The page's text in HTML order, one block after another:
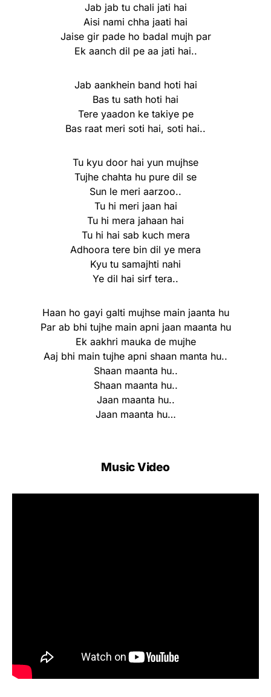
Jab jab tu chali jati hai
Aisi nami chha jaati hai
Jaise gir pade ho badal mujh par
Ek aanch dil pe aa jati hai..
Jab aankhein band hoti hai
Bas tu sath hoti hai
Tere yaadon ke takiye pe
Bas raat meri soti hai, soti hai..
Tu kyu door hai yun mujhse
Tujhe chahta hu pure dil se
Sun le meri aarzoo..
Tu hi meri jaan hai
Tu hi mera jahaan hai
Tu hi hai sab kuch mera
Adhoora tere bin dil ye mera
Kyu tu samajhti nahi
Ye dil hai sirf tera..
Haan ho gayi galti mujhse main jaanta hu
Par ab bhi tujhe main apni jaan maanta hu
Ek aakhri mauka de mujhe
Aaj bhi main tujhe apni shaan manta hu..
Shaan maanta hu..
Shaan maanta hu..
Jaan maanta hu..
Jaan maanta hu…
Music Video